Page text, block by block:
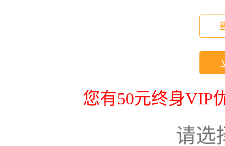
您有50元终身VIP
请选